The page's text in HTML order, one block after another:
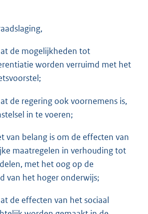
de mogelijkheden tot
worden verruimd met het
de regering ook voornemens is,
in te voeren;
van belang is om de effecten van
maatregelen in verhouding tot
met het oog op de
van het hoger onderwijs;
de effecten van het sociaal